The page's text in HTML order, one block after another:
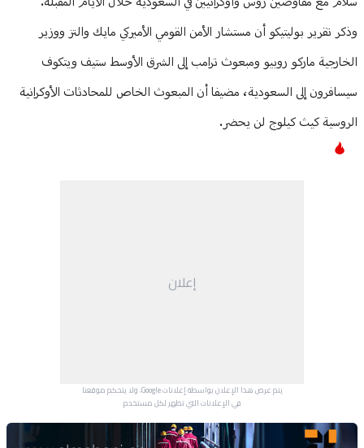
وذكر تقرير بوليتيكو أن مستشار الأمن القومي الأميركي مايك والتز ووزير
الخارجية ماركو روبيو ومبعوث ترامب إلى الشرق الأوسط ستيف ويتكوف
سيسافرون إلى السعودية، مضيفا أن المبعوث الخاص للمحادثات الأوكرانية
الروسية كيث كيلوج لن يحضر.
إعلان
يتم عرض هذا الإعلان بواسطة إعلانات Google، ولا يتحكم موقعنا
في الإعلانات التي تظهر لكل مستخدم.
Advertisement Section